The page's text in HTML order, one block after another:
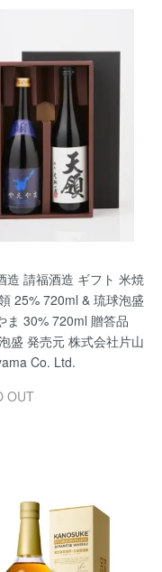
造 請福酒造 ギフト 米焼
25% 720ml & 琉球泡盛
ま 30% 720ml 贈答品
盛 発売元 株式会社片山
Co. Ltd.
OUT